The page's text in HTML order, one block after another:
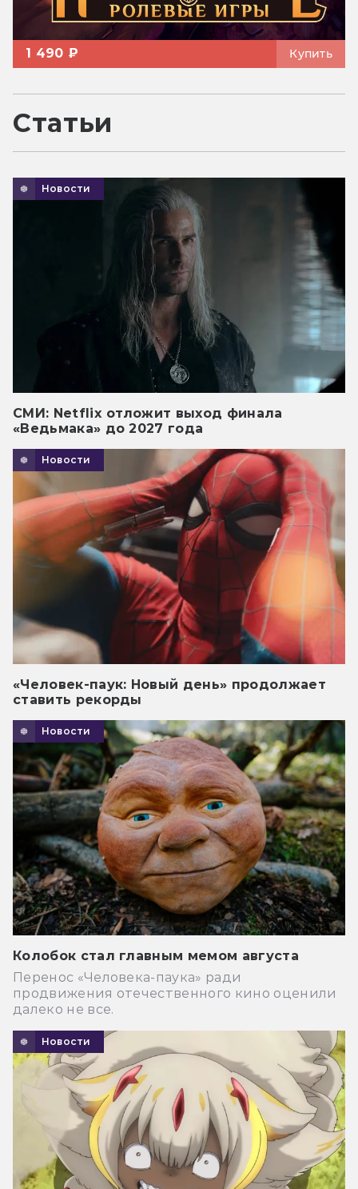
1 490 ₽ Купить
Статьи
Новости
СМИ: Netflix отложит выход финала
«Ведьмака» до 2027 года
Новости
«Человек-паук: Новый день» продолжает
ставить рекорды
Новости
Колобок стал главным мемом августа
Перенос «Человека-паука» ради
продвижения отечественного кино оценили
далеко не все.
Новости